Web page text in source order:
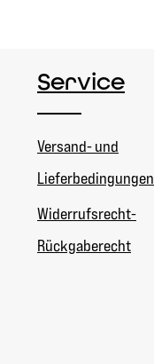
Service
Versand- und
Lieferbedingungen
Widerrufsrecht-
Rückgaberecht